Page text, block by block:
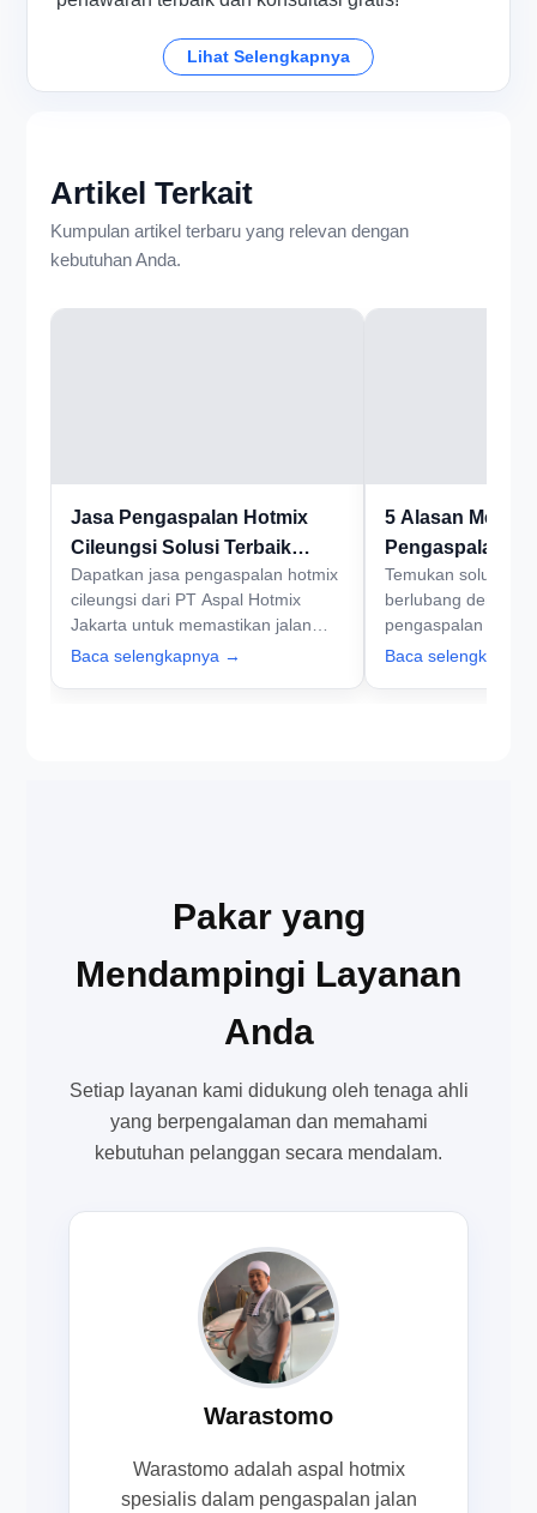
Lihat Selengkapnya
Artikel Terkait
Kumpulan artikel terbaru yang relevan dengan
kebutuhan Anda.
Jasa Pengaspalan Hotmix
Cileungsi Solusi Terbaik
untuk Jalan Berkualitas
Dapatkan jasa pengaspalan hotmix
cileungsi dari PT Aspal Hotmix
Jakarta untuk memastikan jalan
Anda berkualitas dan tahan lama.
Baca selengkapnya →
5 Alasan
Pengaspalan
Cileungsi yang
Temukan solusi
berlubang dengan
pengaspalan
PT Aspal Hotmix
Baca
Pakar yang
Mendampingi Layanan
Anda
Setiap layanan kami didukung oleh tenaga ahli
yang berpengalaman dan memahami
kebutuhan pelanggan secara mendalam.
Warastomo
Warastomo adalah aspal hotmix
spesialis dalam pengaspalan jalan